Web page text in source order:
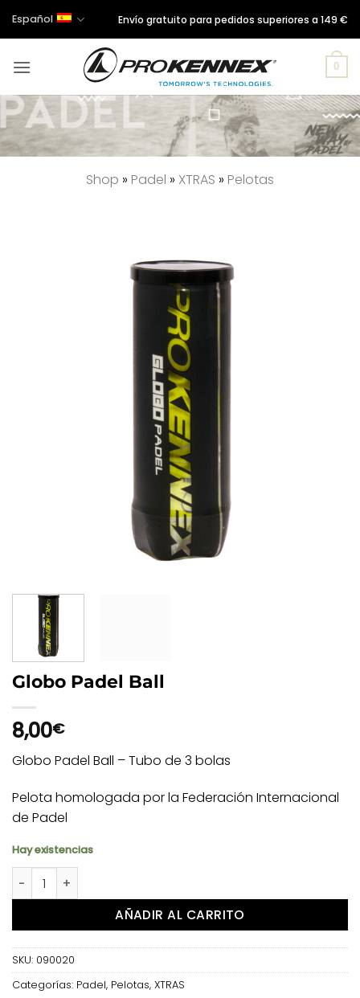
Español Envío gratuito para pedidos superiores a 149 €
0
Shop » Padel » XTRAS » Pelotas
Globo Padel Ball
8,00€
Globo Padel Ball – Tubo de 3 bolas
Pelota homologada por la Federación Internacional
de Padel
Hay existencias
Globo Padel Ball cantidad
AÑADIR AL CARRITO
SKU: 090020
Categorías: Padel, Pelotas, XTRAS